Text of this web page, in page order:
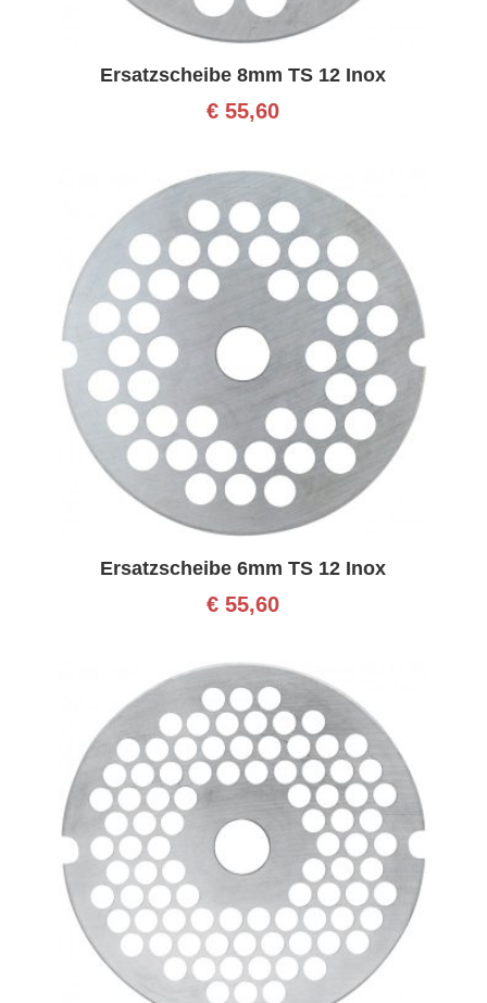
Ersatzscheibe 8mm TS 12 Inox
€ 55,60
Ersatzscheibe 6mm TS 12 Inox
€ 55,60